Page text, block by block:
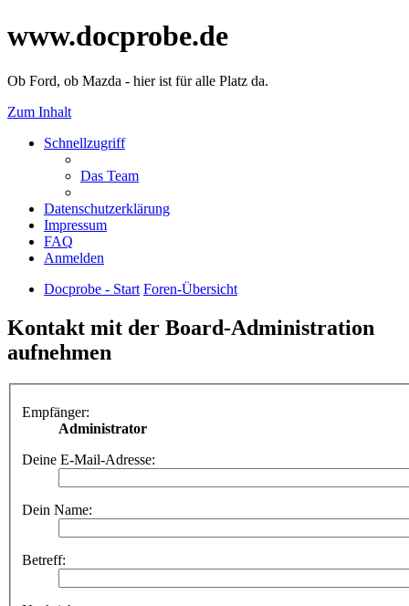
www.docprobe.de
Ob Ford, ob Mazda - hier ist für alle Platz da.
Zum Inhalt
Schnellzugriff
Das Team
Datenschutzerklärung
Impressum
FAQ
Anmelden
Docprobe - Start Foren-Übersicht
Kontakt mit der Board-Administration
aufnehmen
Empfänger:
Administrator
Deine E-Mail-Adresse:
Dein Name:
Betreff: